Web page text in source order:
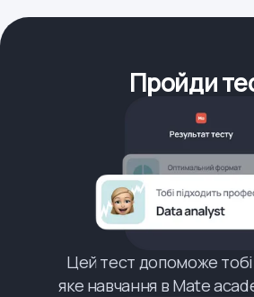
Пройди
Цей тест допоможе тобі
яке навчання в Mate